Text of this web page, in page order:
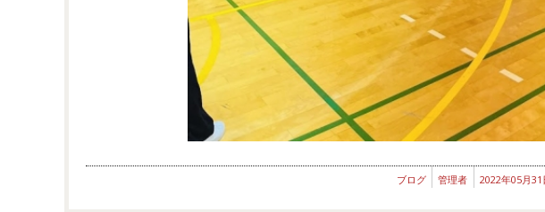
ブログ 管理者 2022年05月31